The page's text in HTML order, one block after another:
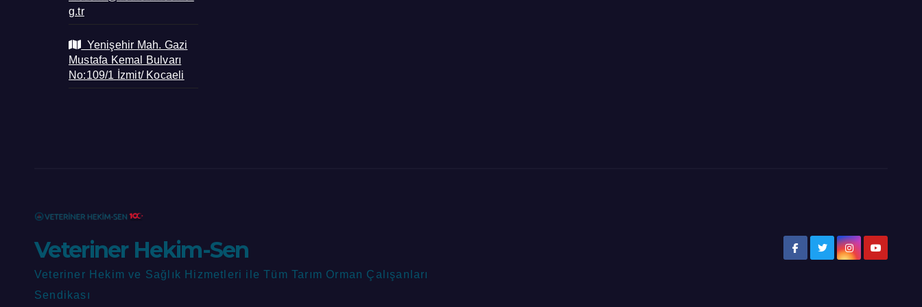
g.tr
Yenişehir Mah. Gazi
Mustafa Kemal Bulvarı
No:109/1 İzmit/ Kocaeli
Veteriner Hekim-Sen
Veteriner Hekim ve Sağlık Hizmetleri ile Tüm Tarım Orman Çalışanları
Sendikası